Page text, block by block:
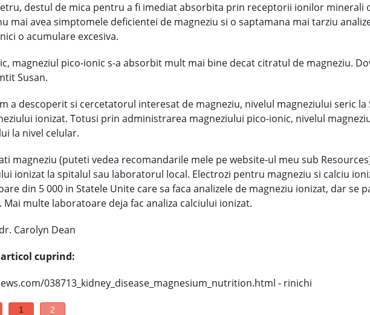
destul de mica pentru a fi imediat absorbita prin receptorii ionilor minerali
mai avea simptomele deficientei de magneziu si o saptamana mai tarziu
o acumulare excesiva.
magneziul pico-ionic s-a absorbit mult mai bine decat citratul de magneziu.
Susan.
a descoperit si cercetatorul interesat de magneziu, nivelul magneziului seric la
ionizat. Totusi prin administrarea magneziului pico-ionic, nivelul
la nivel celular.
magneziu (puteti vedea recomandarile mele pe website-ul meu sub
ionizat la spitalul sau laboratorul local. Electrozi pentru magneziu si calciu
din 5 000 in Statele Unite care sa faca analizele de magneziu ionizat, dar se
multe laboratoare deja fac analiza calciului ionizat.
Carolyn Dean
cuprind:
038713_kidney_disease_magnesium_nutrition.html - rinichi
1 2